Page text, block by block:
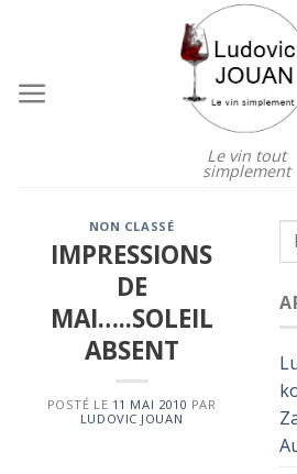
Le vin tout
simplement
NON CLASSÉ
IMPRESSIONS
DE
MAI…..SOLEIL
ABSENT
POSTÉ LE 11 MAI 2010 PAR
LUDOVIC JOUAN